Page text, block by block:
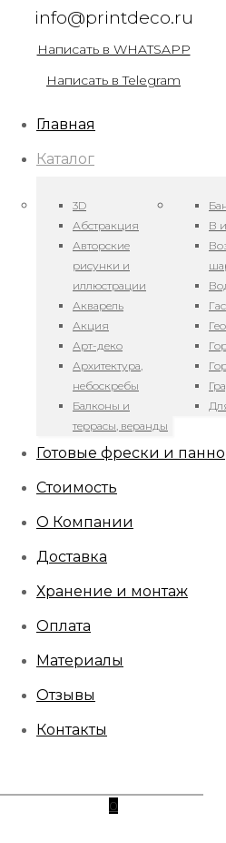
info@printdeco.ru
Написать в WHATSAPP
Написать в Telegram
Главная
Каталог
3D
Абстракция
Авторские
рисунки и
иллюстрации
Акварель
Акция
Арт-деко
Архитектура,
небоскребы
Балконы и
террасы, веранды
В
Готовые фрески и панно
Стоимость
О Компании
Доставка
Хранение и монтаж
Оплата
Материалы
Отзывы
Контакты
0